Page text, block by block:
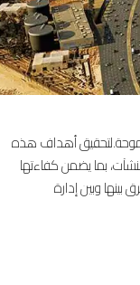
المملكة العربية السعودية من الركائز الأساسية للاقتصاد الوطني، مدفوعاً برؤية 2030 الطموحة.لتحقيق أهداف هذه
بما يضمن كفاءتها
وبين إدارة